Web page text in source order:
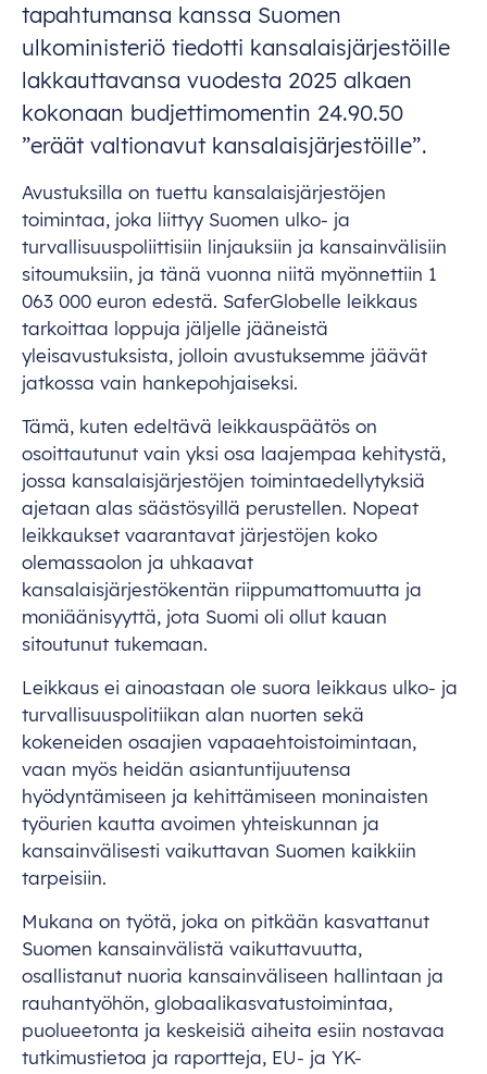
tapahtumansa kanssa Suomen
ulkoministeriö tiedotti kansalaisjärjestöille
lakkauttavansa vuodesta 2025 alkaen
kokonaan budjettimomentin 24.90.50
”eräät valtionavut kansalaisjärjestöille”.
Avustuksilla on tuettu kansalaisjärjestöjen
toimintaa, joka liittyy Suomen ulko- ja
turvallisuuspoliittisiin linjauksiin ja kansainvälisiin
sitoumuksiin, ja tänä vuonna niitä myönnettiin 1
063 000 euron edestä. SaferGlobelle leikkaus
tarkoittaa loppuja jäljelle jääneistä
yleisavustuksista, jolloin avustuksemme jäävät
jatkossa vain hankepohjaiseksi.
Tämä, kuten edeltävä leikkauspäätös on
osoittautunut vain yksi osa laajempaa kehitystä,
jossa kansalaisjärjestöjen toimintaedellytyksiä
ajetaan alas säästösyillä perustellen. Nopeat
leikkaukset vaarantavat järjestöjen koko
olemassaolon ja uhkaavat
kansalaisjärjestökentän riippumattomuutta ja
moniäänisyyttä, jota Suomi oli ollut kauan
sitoutunut tukemaan.
Leikkaus ei ainoastaan ole suora leikkaus ulko- ja
turvallisuuspolitiikan alan nuorten sekä
kokeneiden osaajien vapaaehtoistoimintaan,
vaan myös heidän asiantuntijuutensa
hyödyntämiseen ja kehittämiseen moninaisten
työurien kautta avoimen yhteiskunnan ja
kansainvälisesti vaikuttavan Suomen kaikkiin
tarpeisiin.
Mukana on työtä, joka on pitkään kasvattanut
Suomen kansainvälistä vaikuttavuutta,
osallistanut nuoria kansainväliseen hallintaan ja
rauhantyöhön, globaalikasvatustoimintaa,
puolueetonta ja keskeisiä aiheita esiin nostavaa
tutkimustietoa ja raportteja, EU- ja YK-